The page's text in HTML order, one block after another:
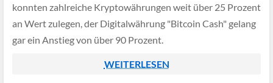
konnten zahlreiche Kryptowährungen weit über 25 Prozent
an Wert zulegen, der Digitalwährung "Bitcoin Cash" gelang
gar ein Anstieg von über 90 Prozent.
WEITERLESEN